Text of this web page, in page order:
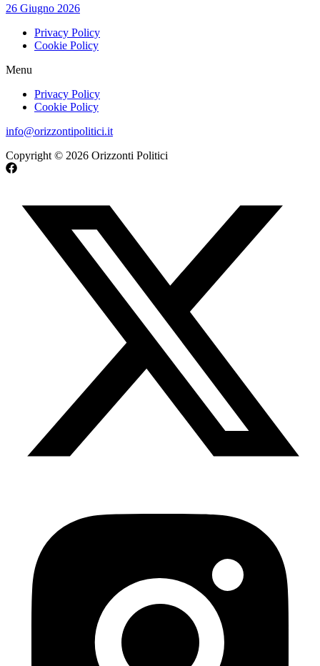
26 Giugno 2026
Privacy Policy
Cookie Policy
Menu
Privacy Policy
Cookie Policy
info@orizzontipolitici.it
Copyright © 2026 Orizzonti Politici